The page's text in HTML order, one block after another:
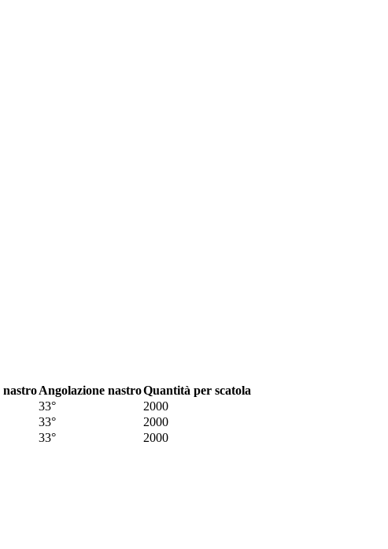
nastroAngolazione nastroQuantità per scatola
33°
2000
33°
2000
33° 2000